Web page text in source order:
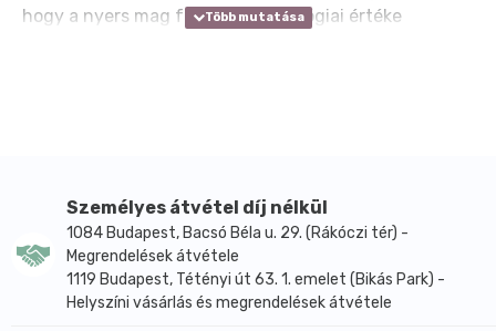
hogy a nyers mag fehérjéinek biológiai értéke
vastartalma kiemelkedő mind mennyiségét, mind
biológiai hasznosulását tekintve. Ez nemcsak a
vegetáriánusok számára lehet érdekes, akiknek
szervezetük vashoz juttatása táplálkozásuk egyik
Achilles-pontja, hanem a világ lakosságának 20%-át
Személyes átvétel díj nélkül
1084 Budapest, Bacsó Béla u. 29. (Rákóczi tér) -
Megrendelések átvétele
1119 Budapest, Tétényi út 63. 1. emelet (Bikás Park) -
Helyszíni vásárlás és megrendelések átvétele